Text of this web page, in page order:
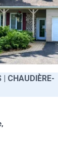
| CHAUDIÈRE-